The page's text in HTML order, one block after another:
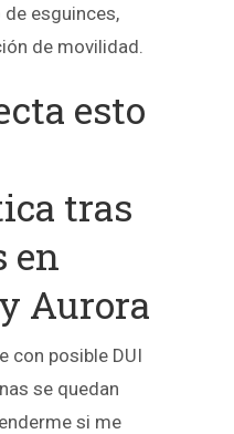
esguinces,
de movilidad.
esto
tras
en
Aurora
con posible DUI
se quedan
si me